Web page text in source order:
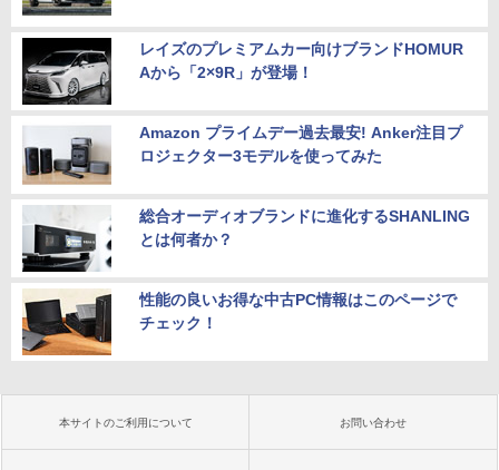
レイズのプレミアムカー向けブランドHOMUR
Aから「2×9R」が登場！
Amazon プライムデー過去最安! Anker注目プ
ロジェクター3モデルを使ってみた
総合オーディオブランドに進化するSHANLING
とは何者か？
性能の良いお得な中古PC情報はこのページで
チェック！
本サイトのご利用について お問い合わせ